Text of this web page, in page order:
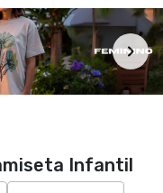
Infantil